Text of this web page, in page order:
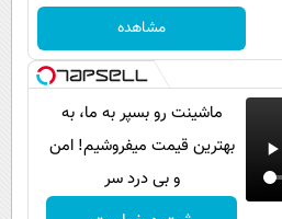
اجتماعی
حیات وحش
مشاهده
ماشینت رو بسپر به ما، به
بهترین قیمت میفروشیم! امن
و بی درد سر